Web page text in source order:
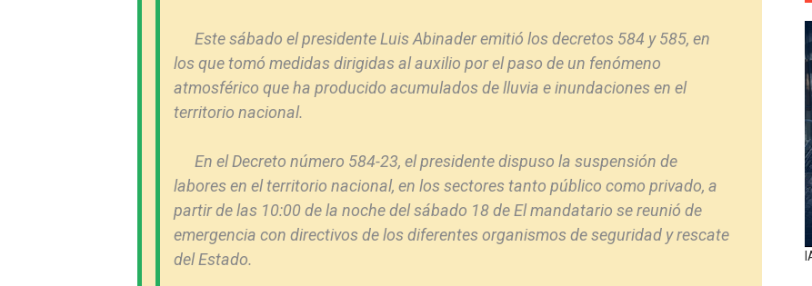
Este sábado el presidente Luis Abinader emitió los decretos 584 y 585, en
los que tomó medidas dirigidas al auxilio por el paso de un fenómeno
atmosférico que ha producido acumulados de lluvia e inundaciones en el
territorio nacional.
En el Decreto número 584-23, el presidente dispuso la suspensión de
labores en el territorio nacional, en los sectores tanto público como privado, a
partir de las 10:00 de la noche del sábado 18 de El mandatario se reunió de
emergencia con directivos de los diferentes organismos de seguridad y rescate
del Estado.